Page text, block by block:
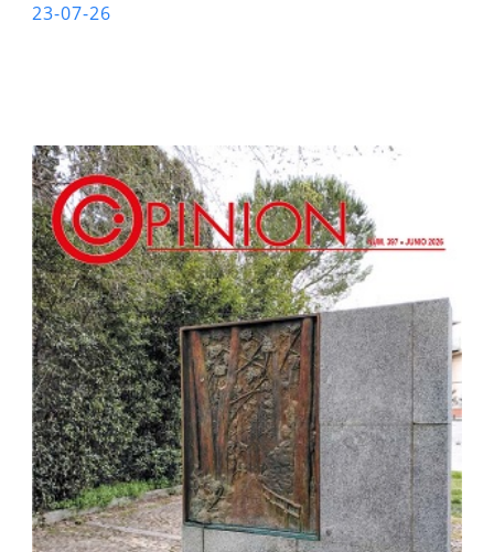
23-07-26